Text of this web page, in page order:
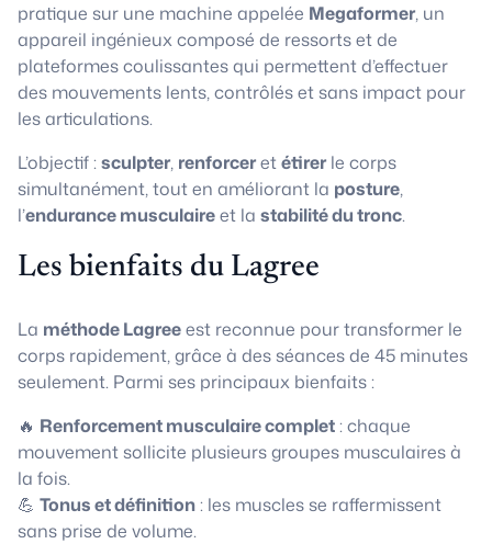
pratique sur une machine appelée Megaformer, un
appareil ingénieux composé de ressorts et de
plateformes coulissantes qui permettent d’effectuer
des mouvements lents, contrôlés et sans impact pour
les articulations.
L’objectif :sculpter, renforceretétirerle corps
simultanément, tout en améliorant la posture,
l’endurance musculaireet la stabilité du tronc.
Les bienfaits du Lagree
La méthode Lagreeest reconnue pour transformer le
corps rapidement, grâce à des séances de 45 minutes
seulement. Parmi ses principaux bienfaits :
🔥 Renforcement musculaire complet: chaque
mouvement sollicite plusieurs groupes musculaires à
la fois.
💪 Tonus et définition: les muscles se raffermissent
sans prise de volume.